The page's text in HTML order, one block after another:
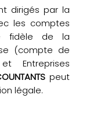
dirigés par la
les comptes
fidèle de la
(compte de
Entreprises
peut
légale.